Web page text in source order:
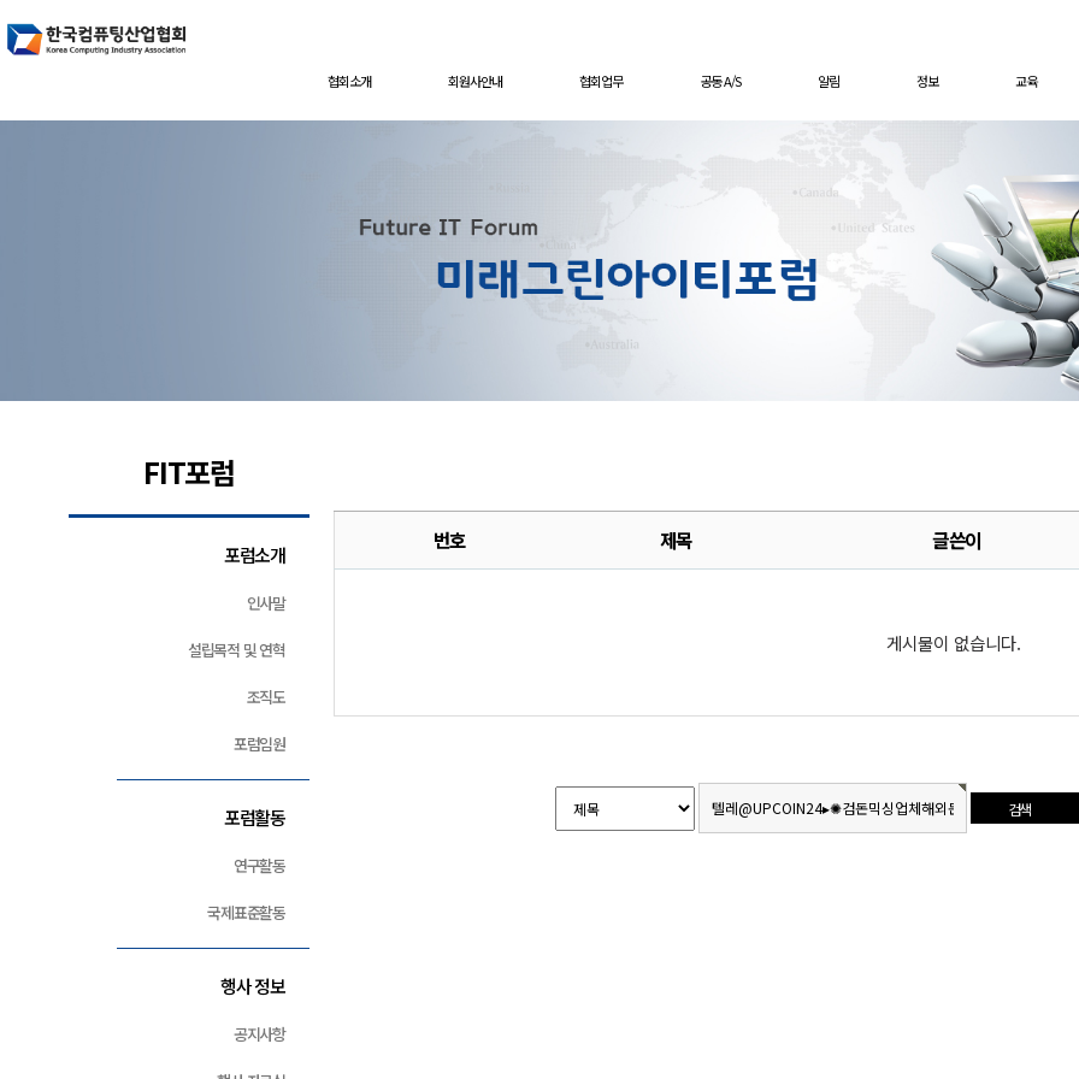
협회소개 회원사안내 협회업무 공동 A/S 알림 정보 교육
FIT포럼
포럼소개
인사말
설립목적 및 연혁
조직도
포럼임원
포럼활동
연구활동
국제표준활동
행사 정보
공지사항
번호 제목 글쓴이
게시물이 없습니다.